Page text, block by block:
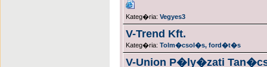
Kateg�ria: Vegyes3
V-Trend Kft.
Kateg�ria: Tolm�csol�s, ford�t�s
V-Union P�ly�zati